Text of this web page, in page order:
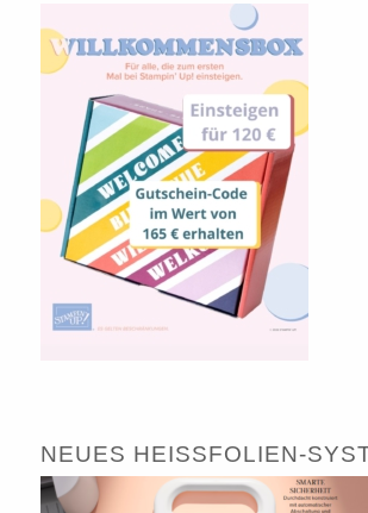
NEUES HEISSFOLIEN-